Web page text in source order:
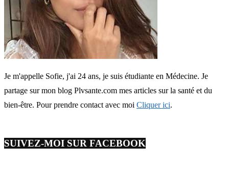
Je m'appelle Sofie, j'ai 24 ans, je suis étudiante en Médecine. Je
partage sur mon blog Plvsante.com mes articles sur la santé et du
bien-être. Pour prendre contact avec moi Cliquer ici.
SUIVEZ-MOI SUR FACEBOOK